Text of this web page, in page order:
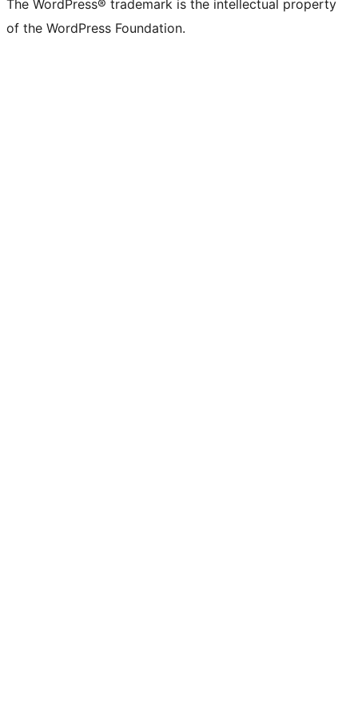
The WordPress® trademark is the intellectual property
of the WordPress Foundation.